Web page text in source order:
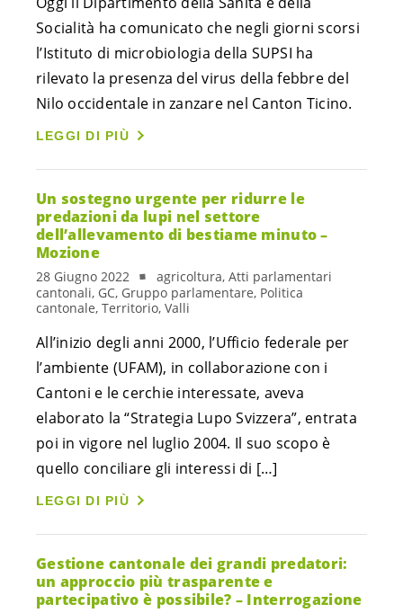
Socialità ha comunicato che negli giorni scorsi
l’Istituto di microbiologia della SUPSI ha
rilevato la presenza del virus della febbre del
Nilo occidentale in zanzare nel Canton Ticino.
LEGGI DI PIÙ
Un sostegno urgente per ridurre le
predazioni da lupi nel settore
dell’allevamento di bestiame minuto –
Mozione
28 Giugno 2022
agricoltura, Atti parlamentari
cantonali, GC, Gruppo parlamentare, Politica
cantonale, Territorio, Valli
All’inizio degli anni 2000, l’Ufficio federale per
l’ambiente (UFAM), in collaborazione con i
Cantoni e le cerchie interessate, aveva
elaborato la “Strategia Lupo Svizzera”, entrata
poi in vigore nel luglio 2004. Il suo scopo è
quello conciliare gli interessi di […]
LEGGI DI PIÙ
Gestione cantonale dei grandi predatori:
un approccio più trasparente e
partecipativo è possibile? – Interrogazione